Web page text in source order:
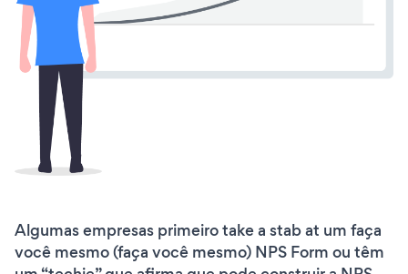
Algumas empresas primeiro take a stab at um faça
você mesmo (faça você mesmo) NPS Form ou têm